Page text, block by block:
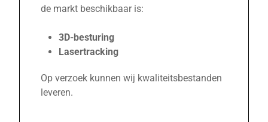
de markt beschikbaar is:
3D-besturing
Lasertracking
Op verzoek kunnen wij kwaliteitsbestanden
leveren.